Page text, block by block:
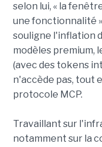
selon lui, « la
une fonctionnalité
souligne l'inflation
modèles premium,
(avec des tokens
n'accède pas, tout
protocole MCP.
Travaillant sur
notamment sur la